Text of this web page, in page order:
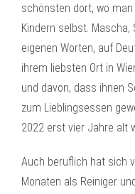
schönsten dort, wo
Kindern selbst. Mascha,
eigenen Worten, auf
ihrem liebsten Ort in
und davon, dass ihnen
zum Lieblingsessen
2022 erst vier Jahre alt
Auch beruflich hat sich
Monaten als Reiniger